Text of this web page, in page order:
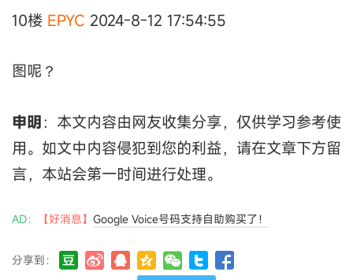
10楼 EPYC 2024-8-12 17:54:55
图呢？
申明：本文内容由网友收集分享，仅供学习参考使
用。如文中内容侵犯到您的利益，请在文章下方留
言，本站会第一时间进行处理。
AD： 【好消息】 Google Voice号码支持自助购买了！
分享到：